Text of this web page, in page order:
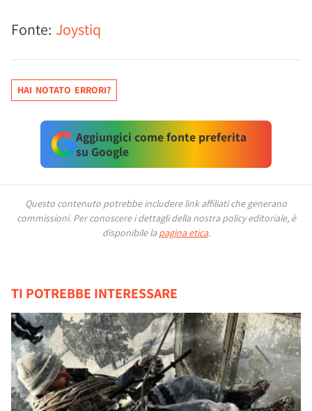
Fonte: Joystiq
HAI NOTATO ERRORI?
Aggiungici come fonte preferita
su Google
Questo contenuto potrebbe includere link affiliati che generano
commissioni. Per conoscere i dettagli della nostra policy editoriale, è
disponibile la pagina etica.
TI POTREBBE INTERESSARE